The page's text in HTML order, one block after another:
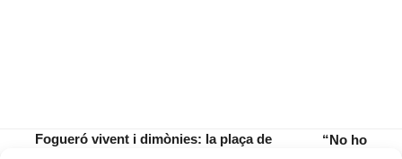
Fogueró vivent i dimònies: la plaça de
“No ho